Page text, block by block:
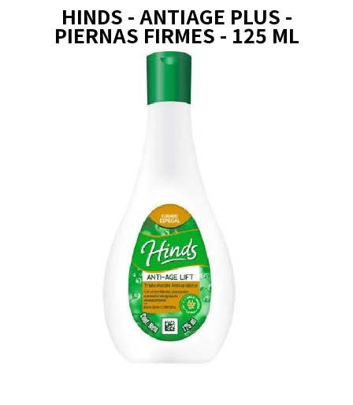
HINDS - ANTIAGE PLUS -
PIERNAS FIRMES - 125 ML